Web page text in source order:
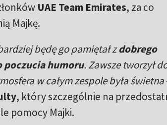
UAE Team Emirates, za co
Majkę.
będę go pamiętał zdobrego
poczucia humoru. Zawsze tworzył
w całym zespole była świetna
, który szczególnie na
pomocy Majki.